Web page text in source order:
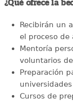
¿Qué ofrece la
Recibirán un
el proceso
Mentoría
voluntarios
Preparación
Cursos de